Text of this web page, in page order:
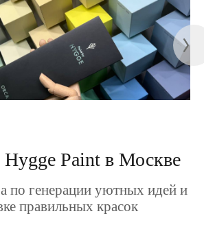
Paint в Москве
по генерации уютных идей и
правильных красок